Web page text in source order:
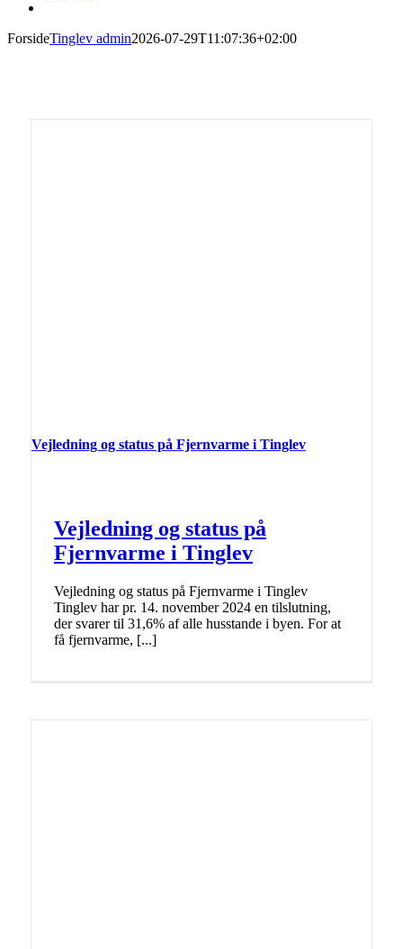
ForsideTinglev admin2026-07-29T11:07:36+02:00
Vejledning og status på Fjernvarme i Tinglev
Vejledning og status på
Fjernvarme i Tinglev
Vejledning og status på Fjernvarme i Tinglev
Tinglev har pr. 14. november 2024 en tilslutning,
der svarer til 31,6% af alle husstande i byen. For at
få fjernvarme, [...]